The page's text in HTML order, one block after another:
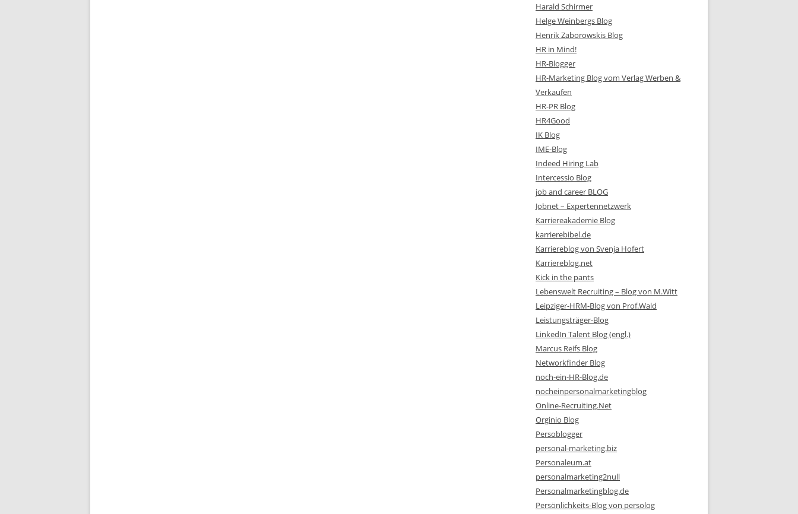
Harald Schirmer
Helge Weinbergs Blog
Henrik Zaborowskis Blog
HR in Mind!
HR-Blogger
HR-Marketing Blog vom Verlag Werben &
Verkaufen
HR-PR Blog
HR4Good
IK Blog
IME-Blog
Indeed Hiring Lab
Intercessio Blog
job and career BLOG
Jobnet – Expertennetzwerk
Karriereakademie Blog
karrierebibel.de
Karriereblog von Svenja Hofert
Karriereblog.net
Kick in the pants
Lebenswelt Recruiting – Blog von M.Witt
Leipziger-HRM-Blog von Prof.Wald
Leistungsträger-Blog
LinkedIn Talent Blog (engl.)
Marcus Reifs Blog
Networkfinder Blog
noch-ein-HR-Blog.de
nocheinpersonalmarketingblog
Online-Recruiting.Net
Orginio Blog
Persoblogger
personal-marketing.biz
Personaleum.at
personalmarketing2null
Personalmarketingblog.de
Persönlichkeits-Blog von persolog